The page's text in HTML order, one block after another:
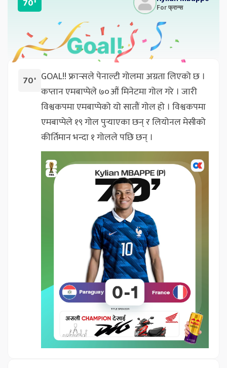
70' For फ्रान्स
70' GOAL!! फ्रान्सले पेनाल्टी गोलमा अग्रता लिएको छ ।
कप्तान एमबाप्पेले ७०औं मिनेटमा गोल गरे । जारी
विश्वकपमा एमबाप्पेको यो सातौं गोल हो । विश्वकपमा
एमबाप्पेले १९ गोल पुर्‍याएका छन् र लियोनल मेसीको
कीर्तिमान भन्दा १ गोलले पछि छन् ।